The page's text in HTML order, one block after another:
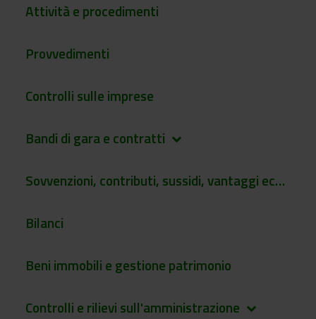
Attività e procedimenti
Provvedimenti
Controlli sulle imprese
Bandi di gara e contratti keyboard_arrow_down
Sovvenzioni, contributi, sussidi, vantaggi economici
Bilanci
Beni immobili e gestione patrimonio
Controlli e rilievi sull'amministrazione keyboard_arrow_down